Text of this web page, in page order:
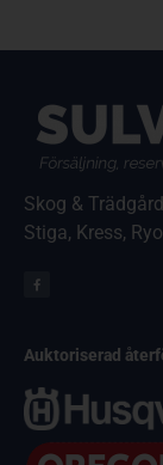
Skog &
Stiga, Kress,
Auktoriserad